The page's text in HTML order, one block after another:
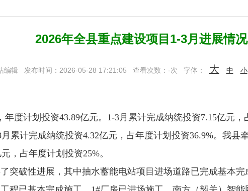
2026年全县重点建设项目1-3月进展情况
编辑 发布时间：2026-05-28 17:21:05 查看次数： -次 字体： 大 中 小
度计划投资43.89亿元。1-3月累计完成纳统投资7.15亿元，
累计完成纳统投资4.32亿元，占年度计划投资36.9%。我县
，占年度计划投资25%。
破性进展，其中抽水蓄能电站项目进场道路已完成基本完